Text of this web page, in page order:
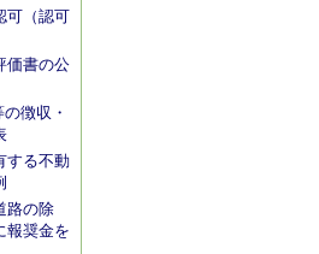
可（認可
価書の公
徴収・
する不動
路の除
報奨金を